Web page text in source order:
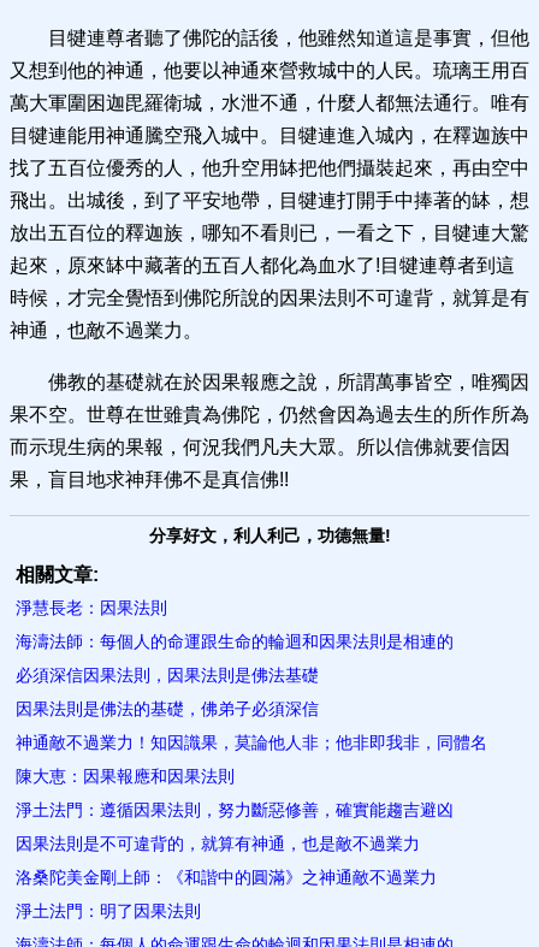
目犍連尊者聽了佛陀的話後，他雖然知道這是事實，但他
又想到他的神通，他要以神通來營救城中的人民。琉璃王用百
萬大軍圍困迦毘羅衛城，水泄不通，什麼人都無法通行。唯有
目犍連能用神通騰空飛入城中。目犍連進入城內，在釋迦族中
找了五百位優秀的人，他升空用缽把他們攝裝起來，再由空中
飛出。出城後，到了平安地帶，目犍連打開手中捧著的缽，想
放出五百位的釋迦族，哪知不看則已，一看之下，目犍連大驚
起來，原來缽中藏著的五百人都化為血水了!目犍連尊者到這
時候，才完全覺悟到佛陀所說的因果法則不可違背，就算是有
神通，也敵不過業力。
佛教的基礎就在於因果報應之說，所謂萬事皆空，唯獨因
果不空。世尊在世雖貴為佛陀，仍然會因為過去生的所作所為
而示現生病的果報，何況我們凡夫大眾。所以信佛就要信因
果，盲目地求神拜佛不是真信佛!!
分享好文，利人利己，功德無量!
相關文章:
淨慧長老：因果法則
海濤法師：每個人的命運跟生命的輪迴和因果法則是相連的
必須深信因果法則，因果法則是佛法基礎
因果法則是佛法的基礎，佛弟子必須深信
神通敵不過業力！知因識果，莫論他人非；他非即我非，同體名
陳大恵：因果報應和因果法則
淨土法門：遵循因果法則，努力斷惡修善，確實能趨吉避凶
因果法則是不可違背的，就算有神通，也是敵不過業力
洛桑陀美金剛上師：《和諧中的圓滿》之神通敵不過業力
淨土法門：明了因果法則